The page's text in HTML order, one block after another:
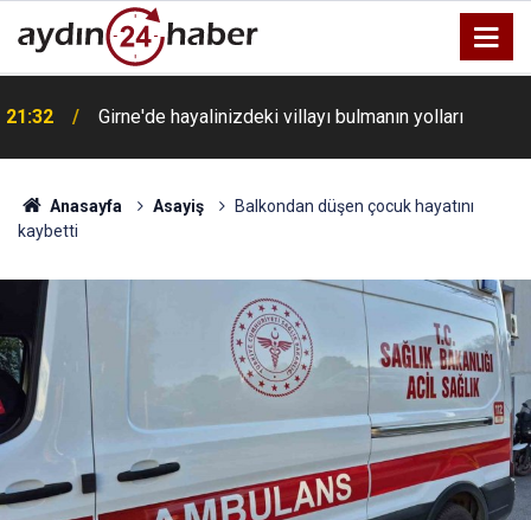
21:32 Girne'de hayalinizdeki villayı bulmanın yolları
Anasayfa Asayiş
Balkondan düşen çocuk hayatını
kaybetti